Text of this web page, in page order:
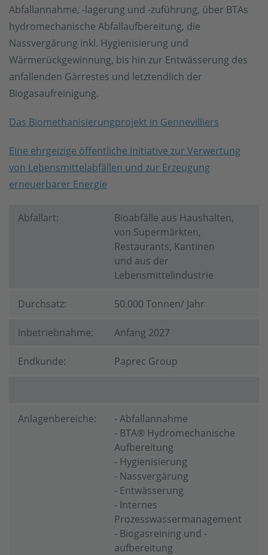
Abfallannahme, -lagerung und -zuführung, über BTAs
hydromechanische Abfallaufbereitung, die
Nassvergärung inkl. Hygienisierung und
Wärmerückgewinnung, bis hin zur Entwässerung des
anfallenden Gärrestes und letztendlich der
Biogasaufreinigung.
Das Biomethanisierungprojekt in Gennevilliers
Eine ehrgeizige öffentliche Initiative zur Verwertung
von Lebensmittelabfällen und zur Erzeugung
erneuerbarer Energie
Abfallart:
Bioabfälle aus Haushalten,
von Supermärkten,
Restaurants, Kantinen
und aus der
Lebensmittelindustrie
Durchsatz: 50.000 Tonnen/ Jahr
Inbetriebnahme: Anfang 2027
Endkunde: Paprec Group
Anlagenbereiche:
- Abfallannahme
- BTA® Hydromechanische
Aufbereitung
- Hygienisierung
- Nassvergärung
- Entwässerung
- Internes
Prozesswassermanagement
- Biogasreining und -
aufbereitung